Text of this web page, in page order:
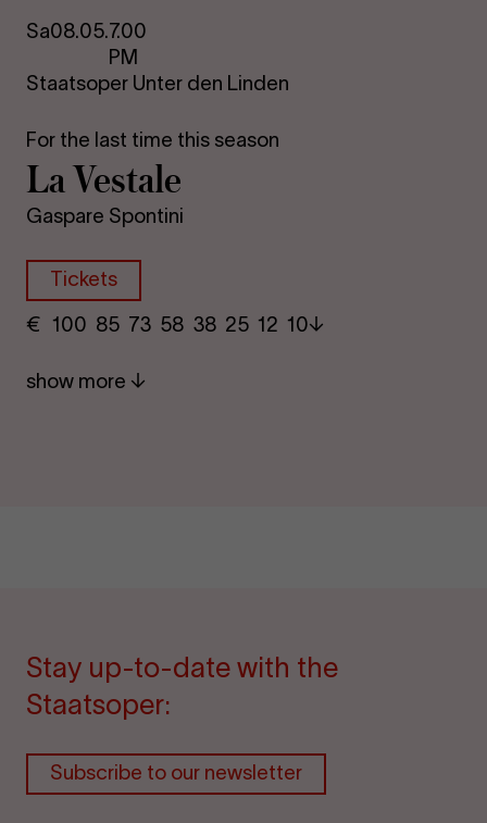
Sa08.05.7.00
PM
Staatsoper Unter den Linden
For the last time this season
La Vestale
Gaspare Spontini
Tickets
€ ​ 100 85 73​ 58 38 25​ 12 10
show more
Stay up-to-date with the
Staatsoper:
Subscribe to our newsletter